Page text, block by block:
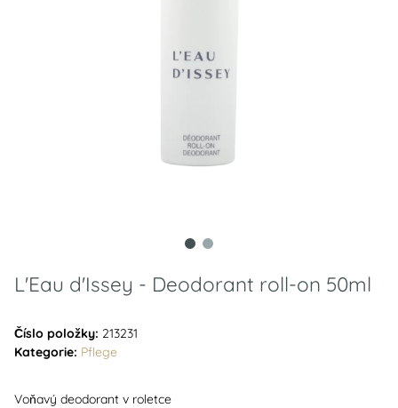
L'Eau d'Issey - Deodorant roll-on 50ml
Číslo položky: 213231
Kategorie: Pflege
Voňavý deodorant v roletce